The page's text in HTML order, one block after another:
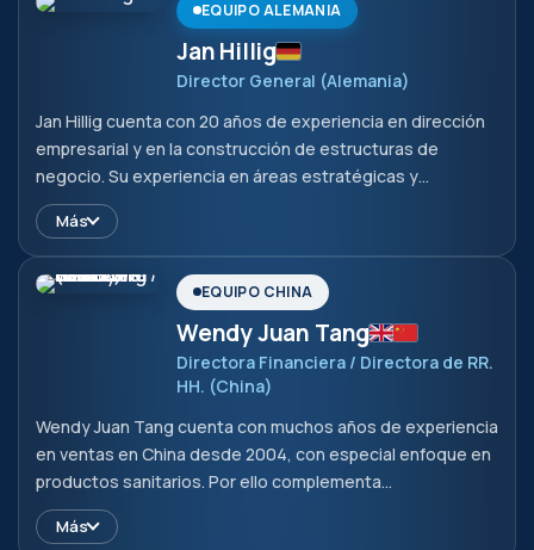
EQUIPO ALEMANIA
Jan Hillig
Director General (Alemania)
Jan Hillig cuenta con 20 años de experiencia en dirección
empresarial y en la construcción de estructuras de
negocio. Su experiencia en áreas estratégicas y
operativas aporta fortalezas valiosas a la empresa. Con su
enfoque práctico y su comprensión de los procesos
empresariales, complementa al equipo y garantiza que la
empresa esté bien posicionada.
Más
EQUIPO CHINA
Wendy Juan Tang
Directora Financiera / Directora de RR.
HH. (China)
Wendy Juan Tang cuenta con muchos años de experiencia
en ventas en China desde 2004, con especial enfoque en
productos sanitarios. Por ello complementa
perfectamente a Peter Hillig en el mercado chino.
Completó sus estudios de Administración de Empresas,
Más